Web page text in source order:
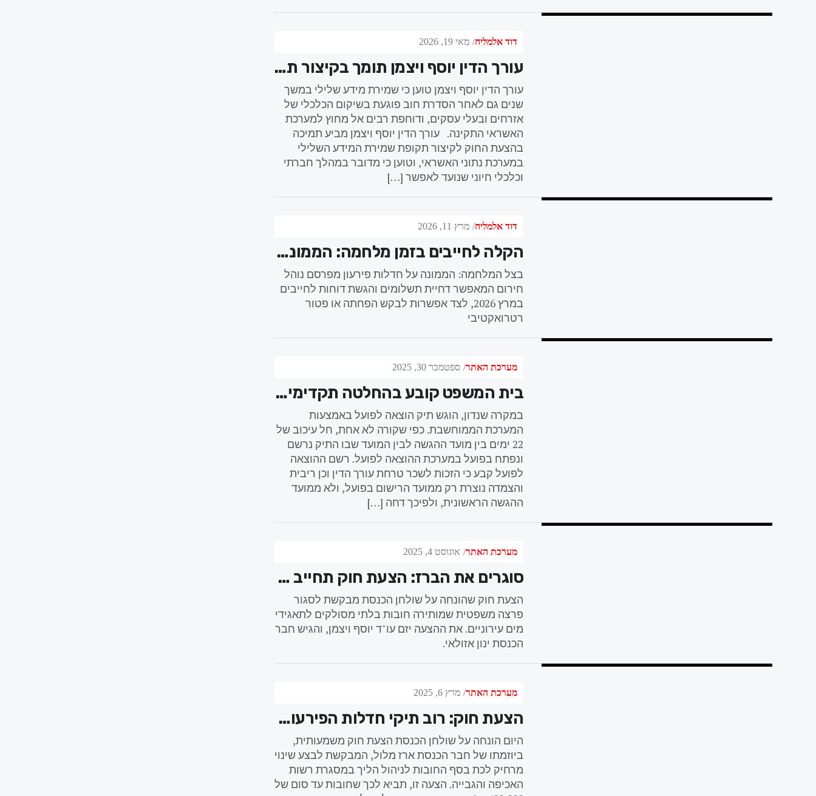
דוד אלמליח מאי 19, 2026
עורך הדין יוסף ויצמן תומך בקיצור תקופת הרישום השלילי: “מי שהסדיר את חובותיו לא צריך להישאר כלוא בעברו הכלכלי”
עורך הדין יוסף ויצמן טוען כי שמירת מידע שלילי במשך
שנים גם לאחר הסדרת חוב פוגעת בשיקום הכלכלי של
אזרחים ובעלי עסקים, ודוחפת רבים אל מחוץ למערכת
האשראי התקינה. עורך הדין יוסף ויצמן מביע תמיכה
בהצעת החוק לקיצור תקופת שמירת המידע השלילי
במערכת נתוני האשראי, וטוען כי מדובר במהלך חברתי
וכלכלי חיוני שנועד לאפשר […]
דוד אלמליח מרץ 11, 2026
הקלה לחייבים בזמן מלחמה: הממונה על חדלות פירעון מאפשר דחיית תשלומים ודוחות
בצל המלחמה: הממונה על חדלות פירעון מפרסם נוהל
חירום המאפשר דחיית תשלומים והגשת דוחות לחייבים
במרץ 2026, לצד אפשרות לבקש הפחתה או פטור
רטרואקטיבי
מערכת האתר ספטמבר 30, 2025
בית המשפט קובע בהחלטה תקדימית מהו המועד הקובע לפתיחת תיק הוצאה לפועל
במקרה שנדון, הוגש תיק הוצאה לפועל באמצעות
המערכת הממוחשבת. כפי שקורה לא אחת, חל עיכוב של
22 ימים בין מועד ההגשה לבין המועד שבו התיק נרשם
ונפתח בפועל במערכת ההוצאה לפועל. רשם ההוצאה
לפועל קבע כי הזכות לשכר טרחת עורך הדין וכן ריבית
והצמדה נוצרת רק ממועד הרישום בפועל, ולא ממועד
ההגשה הראשונית, ולפיכך דחה […]
מערכת האתר אוגוסט 4, 2025
סוגרים את הברז: הצעת חוק תחייב אישור העדר חובות לתאגידי מים
הצעת חוק שהונחה על שולחן הכנסת מבקשת לסגור
פרצה משפטית שמותירה חובות בלתי מסולקים לתאגידי
מים עירוניים. את ההצעה יזם עו"ד יוסף ויצמן, והגיש חבר
הכנסת ינון אזולאי.
מערכת האתר מרץ 6, 2025
הצעת חוק: רוב תיקי חדלות הפירעון יתנהלו רק בהוצאה לפועל
היום הונחה על שולחן הכנסת הצעת חוק משמעותית,
ביוזמתו של חבר הכנסת ארז מלול, המבקשת לבצע שינוי
מרחיק לכת בסף החובות לניהול הליך במסגרת רשות
האכיפה והגבייה. הצעה זו, תביא לכך שחובות עד סום של